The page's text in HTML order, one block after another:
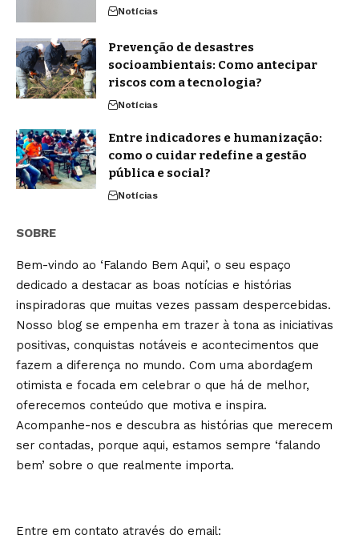
Notícias
Prevenção de desastres
socioambientais: Como antecipar
riscos com a tecnologia?
Notícias
Entre indicadores e humanização:
como o cuidar redefine a gestão
pública e social?
Notícias
SOBRE
Bem-vindo ao ‘Falando Bem Aqui’, o seu espaço
dedicado a destacar as boas notícias e histórias
inspiradoras que muitas vezes passam despercebidas.
Nosso blog se empenha em trazer à tona as iniciativas
positivas, conquistas notáveis e acontecimentos que
fazem a diferença no mundo. Com uma abordagem
otimista e focada em celebrar o que há de melhor,
oferecemos conteúdo que motiva e inspira.
Acompanhe-nos e descubra as histórias que merecem
ser contadas, porque aqui, estamos sempre ‘falando
bem’ sobre o que realmente importa.
Entre em contato através do email: